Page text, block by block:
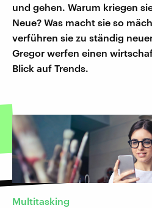
und gehen. Warum kriegen
Neue? Was macht sie so
verführen sie zu ständig
Gregor werfen einen
Blick auf Trends.
Multitasking